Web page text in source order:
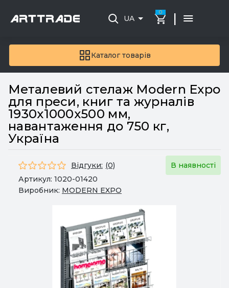
Каталог товарів
UA
0 |
Металевий стелаж Modern Expo
для преси, книг та журналів
1930х1000х500 мм,
навантаження до 750 кг,
Україна
Відгуки: (0)
В наявності
Артикул: 1020-01420
Виробник: MODERN EXPO